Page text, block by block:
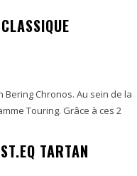
Chronos. Au sein de la
Touring. Grâce à ces 2
TARTAN